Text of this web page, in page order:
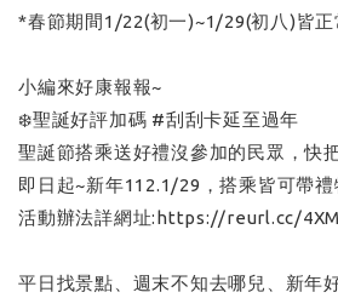
*春節期間1/22(初一)~1/29(初八)皆正
小編來好康報報~
❄️聖誕好評加碼 #刮刮卡延至過年
聖誕節搭乘送好禮沒參加的民眾，快
即日起~新年112.1/29，搭乘皆可帶
活動辦法詳網址:https://reurl.cc/
平日找景點、週末不知去哪兒、新年